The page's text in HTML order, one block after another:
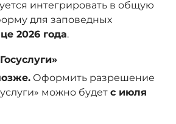
интегрировать в общую
для заповедных
2026 года.
Оформить разрешение
можно будет с июля